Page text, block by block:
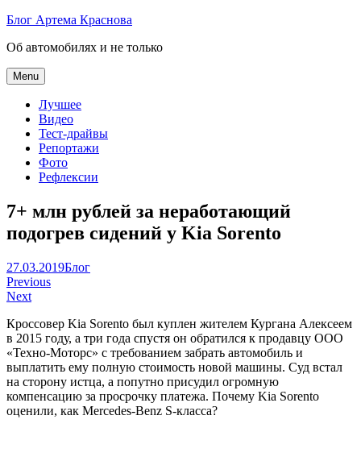
Skip
content
Блог Артема Краснова
Об автомобилях и не только
Menu
Лучшее
Видео
Тест-драйвы
Репортажи
Фото
Рефлексии
7+ млн рублей за неработающий
подогрев сидений у Kia Sorento
Артем
Краснов
27.03.2019Блог
Навигация
по
записям
Previous
Next
Кроссовер Kia Sorento был куплен жителем Кургана Алексеем
в 2015 году, а три года спустя он обратился к продавцу ООО
«Техно-Моторс» с требованием забрать автомобиль и
выплатить ему полную стоимость новой машины. Суд встал
на сторону истца, а попутно присудил огромную
компенсацию за просрочку платежа. Почему Kia Sorento
оценили, как Mercedes-Benz S-класса?